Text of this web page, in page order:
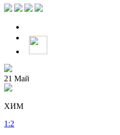
21 Май
ХИМ
1 :2